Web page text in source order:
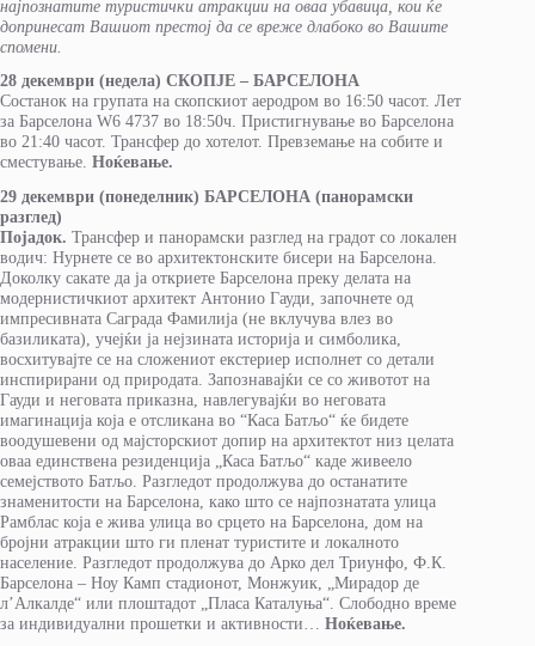
најпознатите туристички атракции на оваа убавица, кои ќе
допринесат Вашиот престој да се вреже длабоко во Вашите
спомени.
28 декември (недела) СКОПЈЕ – БАРСЕЛОНА
Состанок на групата на скопскиот аеродром во 16:50 часот. Лет
за Барселона W6 4737 во 18:50ч. Пристигнување во Барселона
во 21:40 часот. Трансфер до хотелот. Превземање на собите и
сместување. Ноќевање.
29 декември (понеделник) БАРСЕЛОНА (панорамски
разглед)
Појадок. Трансфер и панорамски разглед на градот со локален
водич: Нурнете се во архитектонските бисери на Барселона.
Доколку сакате да ја откриете Барселона преку делата на
модернистичкиот архитект Антонио Гауди, започнете од
импресивната Саграда Фамилија (не вклучува влез во
базиликата), учејќи ја нејзината историја и симболика,
восхитувајте се на сложениот екстериер исполнет со детали
инспирирани од природата. Запознавајќи се со животот на
Гауди и неговата приказна, навлегувајќи во неговата
имагинација која е отсликана во “Каса Батљо“ ќе бидете
воодушевени од мајсторскиот допир на архитектот низ целата
оваа единствена резиденција „Каса Батљо“ каде живеело
семејството Батљо. Разгледот продолжува до останатите
знаменитости на Барселона, како што се најпознатата улица
Рамблас која е жива улица во срцето на Барселона, дом на
бројни атракции што ги пленат туристите и локалното
население. Разгледот продолжува до Арко дел Триунфо, Ф.К.
Барселона – Ноу Камп стадионот, Монжуик, „Мирадор де
л’Алкалде“ или плоштадот „Пласа Каталуња“. Слободно време
за индивидуални прошетки и активности… Ноќевање.